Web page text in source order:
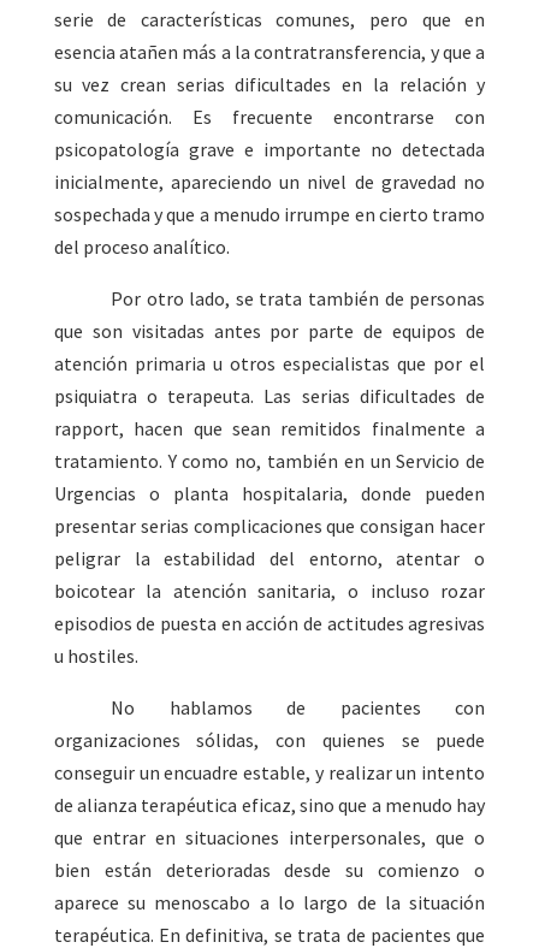
serie de características comunes, pero que en
esencia atañen más a la contratransferencia, y que a
su vez crean serias dificultades en la relación y
comunicación. Es frecuente encontrarse con
psicopatología grave e importante no detectada
inicialmente, apareciendo un nivel de gravedad no
sospechada y que a menudo irrumpe en cierto tramo
del proceso analítico.
Por otro lado, se trata también de personas
que son visitadas antes por parte de equipos de
atención primaria u otros especialistas que por el
psiquiatra o terapeuta. Las serias dificultades de
rapport, hacen que sean remitidos finalmente a
tratamiento. Y como no, también en un Servicio de
Urgencias o planta hospitalaria, donde pueden
presentar serias complicaciones que consigan hacer
peligrar la estabilidad del entorno, atentar o
boicotear la atención sanitaria, o incluso rozar
episodios de puesta en acción de actitudes agresivas
u hostiles.
No hablamos de pacientes con
organizaciones sólidas, con quienes se puede
conseguir un encuadre estable, y realizar un intento
de alianza terapéutica eficaz, sino que a menudo hay
que entrar en situaciones interpersonales, que o
bien están deterioradas desde su comienzo o
aparece su menoscabo a lo largo de la situación
terapéutica. En definitiva, se trata de pacientes que